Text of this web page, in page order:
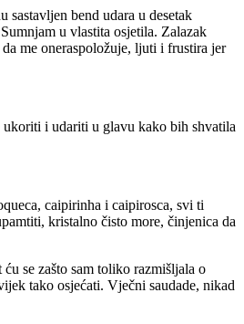
bend udara u desetak
u vlastita osjetila. Zalazak
me oneraspoložuje, ljuti i frustira jer
i udariti u glavu kako bih shvatila
caipirinha i caipirosca, svi ti
kristalno čisto more, činjenica da
se zašto sam toliko razmišljala o
tako osjećati. Vječni saudade, nikad